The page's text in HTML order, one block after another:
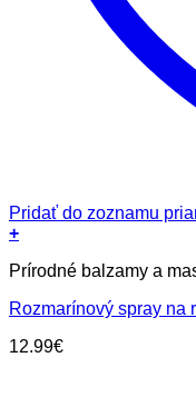
Pridať do zoznamu
+
Prírodné balzamy a
Rozmarínový spray na
12.99€